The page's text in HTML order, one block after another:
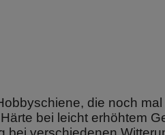
die noch
bei leicht erhöhtem